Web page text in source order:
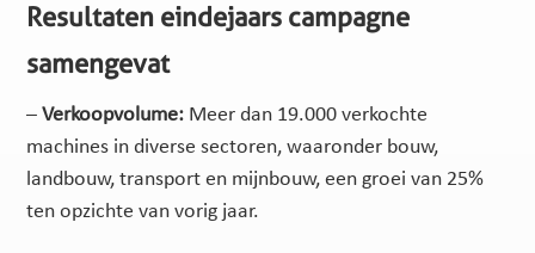
Resultaten eindejaars campagne
samengevat
– Verkoopvolume: Meer dan 19.000 verkochte
machines in diverse sectoren, waaronder bouw,
landbouw, transport en mijnbouw, een groei van 25%
ten opzichte van vorig jaar.